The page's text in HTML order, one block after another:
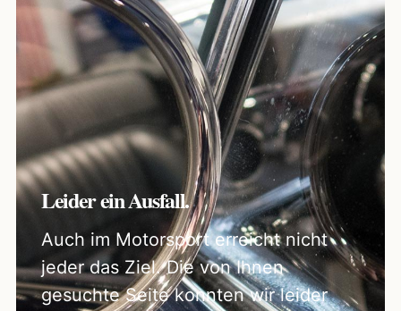
Leider ein Ausfall.
Auch im Motorsport erreicht nicht
jeder das Ziel. Die von Ihnen
gesuchte Seite konnten wir leider